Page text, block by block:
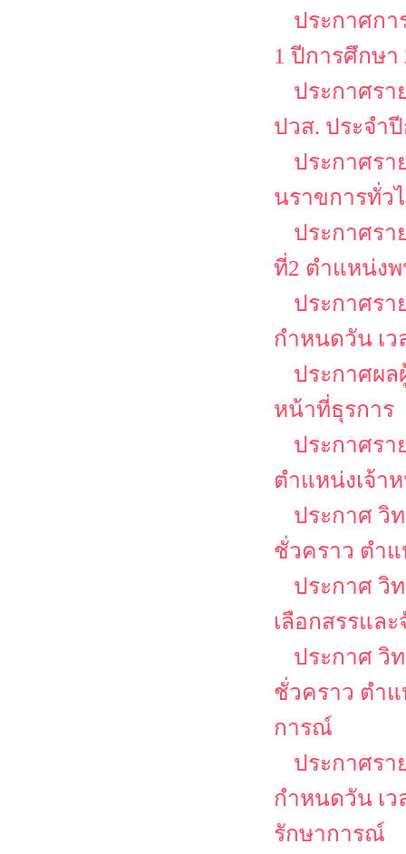
ประกาศกา
1 ปีการศึกษา
ประกาศร
ปวส. ประจำ
ประกาศรา
นราขการทั่ว
ประกาศรา
ที่2 ตำแหน่ง
ประกาศรา
กำหนดวัน เว
ประกาศผล
หน้าที่ธุรการ
ประกาศรา
ตำแหน่งเจ้า
ประกาศ วิ
ชั่วคราว ตำ
ประกาศ วิ
เลือกสรรแล
ประกาศ วิ
ชั่วคราว ตำ
การณ์
ประกาศรา
กำหนดวัน เว
รักษาการณ์